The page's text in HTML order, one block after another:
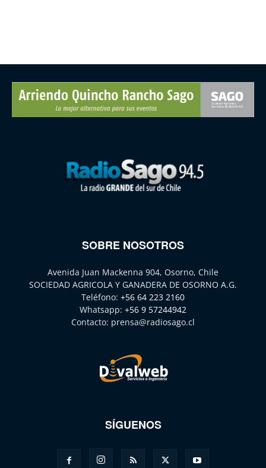
SOBRE NOSOTROS
Avenida Juan Mackenna 904, Osorno, Chile
SOCIEDAD AGRICOLA Y GANADERA DE OSORNO A.G.
Teléfono: +56 64 223 2160
Whatsapp: +56 9 57244942
Contacto: prensa@radiosago.cl
SÍGUENOS